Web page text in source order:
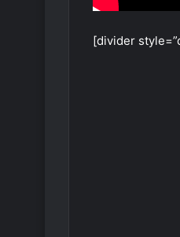
[divider